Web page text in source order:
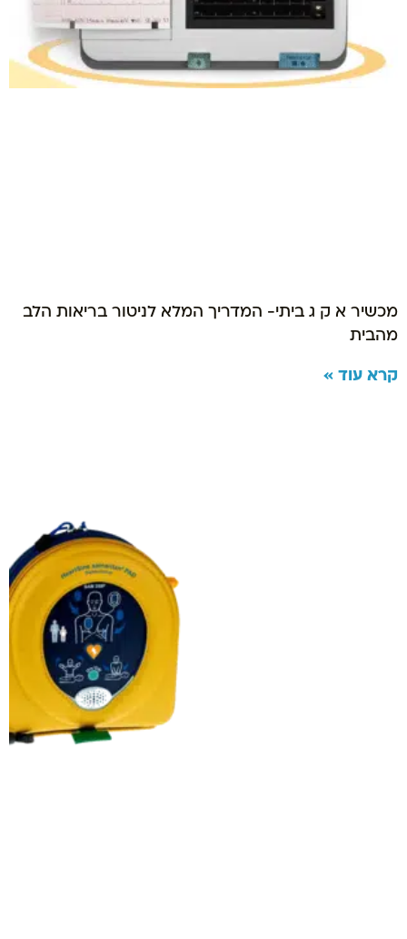
מכשיר א ק ג ביתי- המדריך המלא לניטור בריאות הלב
מהבית
קרא עוד »